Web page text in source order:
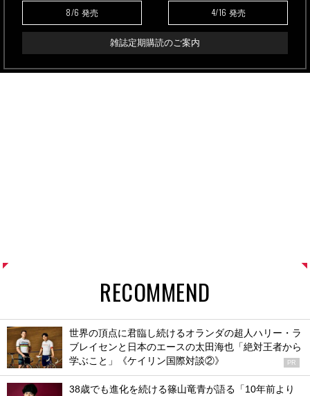
8/6 発売 4/16 発売
雑誌定期購読のご案内
RECOMMEND
世界の頂点に君臨し続けるオランダの超人ハリー・ラ
ブレイセンと日本のエースの太田海也「絶対王者から
学ぶこと」《ケイリン国際対談②》
PR
38歳でも進化を続ける篠山竜青が語る「10年前より